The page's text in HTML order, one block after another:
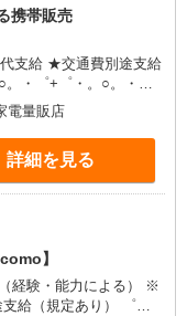
携帯販売
支給 ★交通費別途支給
お友達を紹介
有) ★月2回払
★ ゜・。○。・゜
電量販店
詳細を見る
】
経験・能力による） ※
（規定あり） ゜